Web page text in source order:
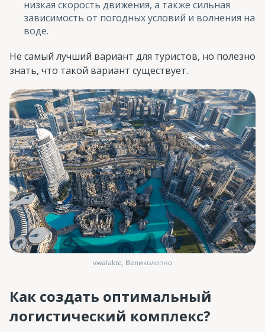
низкая скорость движения, а также сильная
зависимость от погодных условий и волнения на
воде.
Не самый лучший вариант для туристов, но полезно
знать, что такой вариант существует.
vwalakte, Великолепно
Как создать оптимальный
логистический комплекс?